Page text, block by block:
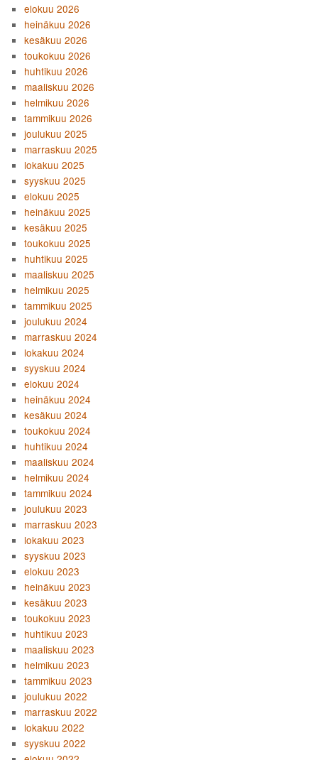
elokuu 2026
heinäkuu 2026
kesäkuu 2026
toukokuu 2026
huhtikuu 2026
maaliskuu 2026
helmikuu 2026
tammikuu 2026
joulukuu 2025
marraskuu 2025
lokakuu 2025
syyskuu 2025
elokuu 2025
heinäkuu 2025
kesäkuu 2025
toukokuu 2025
huhtikuu 2025
maaliskuu 2025
helmikuu 2025
tammikuu 2025
joulukuu 2024
marraskuu 2024
lokakuu 2024
syyskuu 2024
elokuu 2024
heinäkuu 2024
kesäkuu 2024
toukokuu 2024
huhtikuu 2024
maaliskuu 2024
helmikuu 2024
tammikuu 2024
joulukuu 2023
marraskuu 2023
lokakuu 2023
syyskuu 2023
elokuu 2023
heinäkuu 2023
kesäkuu 2023
toukokuu 2023
huhtikuu 2023
maaliskuu 2023
helmikuu 2023
tammikuu 2023
joulukuu 2022
marraskuu 2022
lokakuu 2022
syyskuu 2022